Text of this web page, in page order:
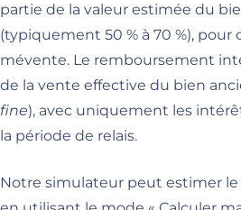
partie de la valeur estimée du
(typiquement 50 % à 70 %), pour
mévente. Le remboursement
de la vente effective du bien
fine), avec uniquement les
la période de relais.
Notre simulateur peut estimer le